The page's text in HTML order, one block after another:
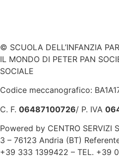
© SCUOLA DELL’INFANZIA
IL MONDO DI PETER PAN
SOCIALE
Codice meccanografico:
C. F. 06487100726/ P. IVA
Powered by CENTRO SERVIZI
3 – 76123 Andria (BT)
+39 333 1399422 – TEL. +39